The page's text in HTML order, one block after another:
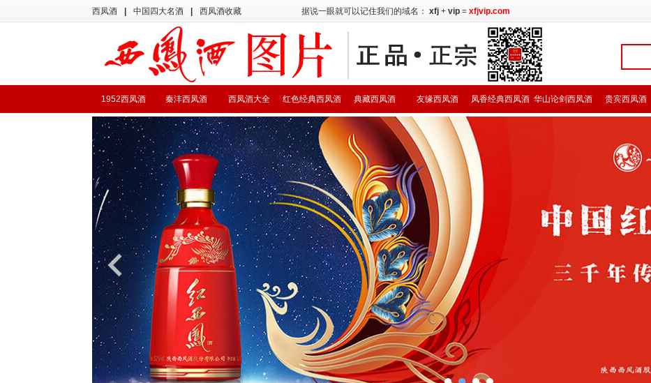
西凤酒 中国四大名酒 西凤酒收藏 据说一眼就可以记住我们的域名： xfj + vip = xfjvip.com
贵宾西凤酒
华山论剑西凤酒
凤香经典西凤酒
友缘西凤酒
典藏西凤酒
红色经典西凤酒
西凤酒大全
秦沣西凤酒
1952西凤酒